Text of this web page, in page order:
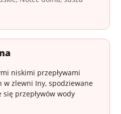
niskimi przepływami
w zlewni Iny, spodziewane
przepływów wody